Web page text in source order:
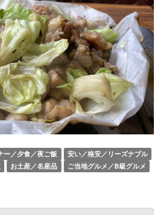
ー／夕食／夜ご飯
安い／格安／リーズナブル
お土産／名産品
ご当地グルメ／B級グルメ